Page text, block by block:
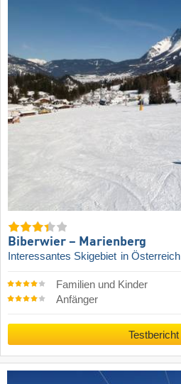
Biberwier – Marienberg
Interessantes Skigebiet in Österreich
Familien und Kinder
Anfänger
Testbericht